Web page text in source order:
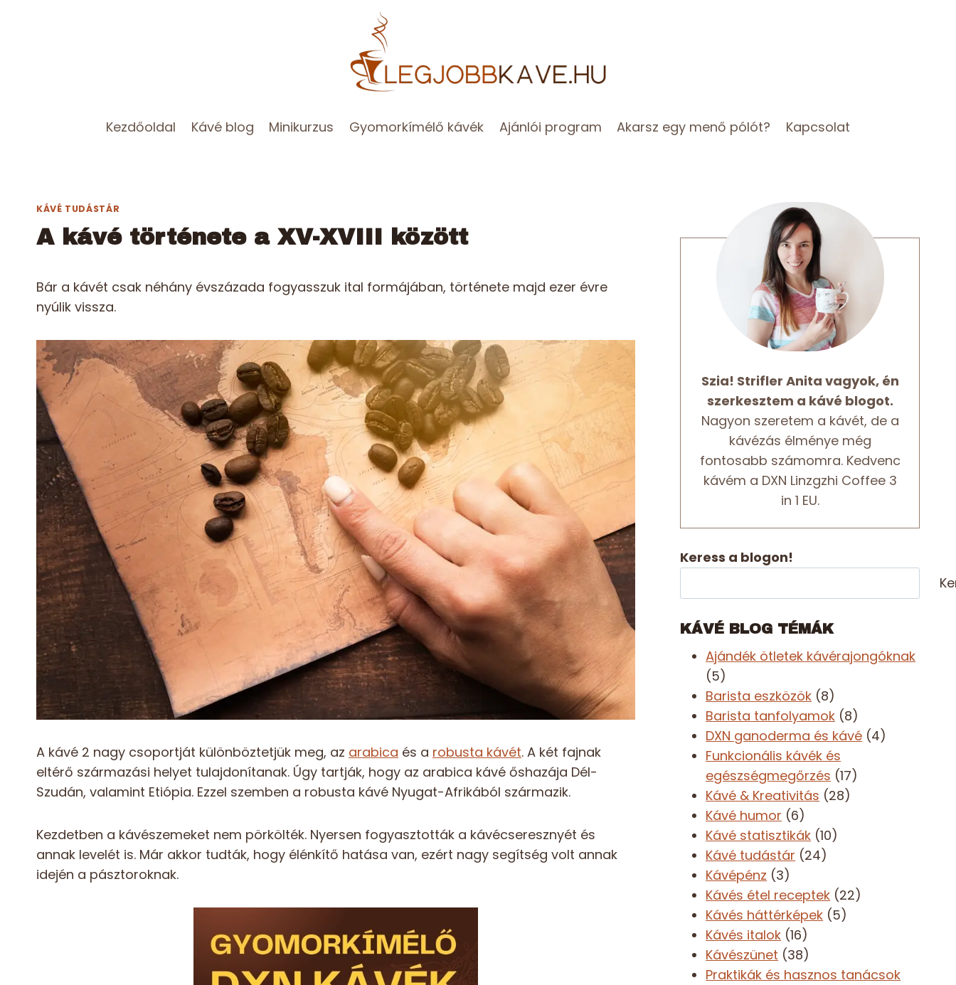
Kezdőoldal Kávé blog Minikurzus Gyomorkímélő kávék Ajánlói program Akarsz egy menő pólót? Kapcsolat
KÁVÉ TUDÁSTÁR
A kávé története a XV-XVIII között
Bár a kávét csak néhány évszázada fogyasszuk ital formájában, története majd ezer évre
nyúlik vissza.
A kávé 2 nagy csoportját különböztetjük meg, az arabica és a robusta kávét. A két fajnak
eltérő származási helyet tulajdonítanak. Úgy tartják, hogy az arabica kávé őshazája Dél-
Szudán, valamint Etiópia. Ezzel szemben a robusta kávé Nyugat-Afrikából származik.
Kezdetben a kávészemeket nem pörkölték. Nyersen fogyasztották a kávécseresznyét és
annak levelét is. Már akkor tudták, hogy élénkítő hatása van, ezért nagy segítség volt annak
idején a pásztoroknak.
Szia! Strifler Anita vagyok, én
szerkesztem a kávé blogot.
Nagyon szeretem a kávét, de a
kávézás élménye még
fontosabb számomra. Kedvenc
kávém a DXN Linzgzhi Coffee 3
in 1 EU.
Keress a blogon!
KÁVÉ BLOG TÉMÁK
Ajándék ötletek kávérajongóknak
(5)
Barista eszközök (8)
Barista tanfolyamok (8)
DXN ganoderma és kávé (4)
Funkcionális kávék és
egészségmegőrzés (17)
Kávé & Kreativitás (28)
Kávé humor (6)
Kávé statisztikák (10)
Kávé tudástár (24)
Kávépénz (3)
Kávés étel receptek (22)
Kávés háttérképek (5)
Kávés italok (16)
Kávészünet (38)
Praktikák és hasznos tanácsok